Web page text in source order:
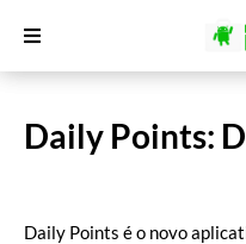
Daily Points:
Daily Points é o novo